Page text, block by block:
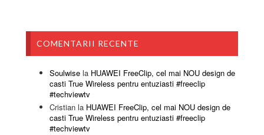
COMENTARII RECENTE
Soulwise la HUAWEI FreeClip, cel mai NOU design de
casti True Wireless pentru entuziasti #freeclip
#techviewtv
Cristian la HUAWEI FreeClip, cel mai NOU design de
casti True Wireless pentru entuziasti #freeclip
#techviewtv